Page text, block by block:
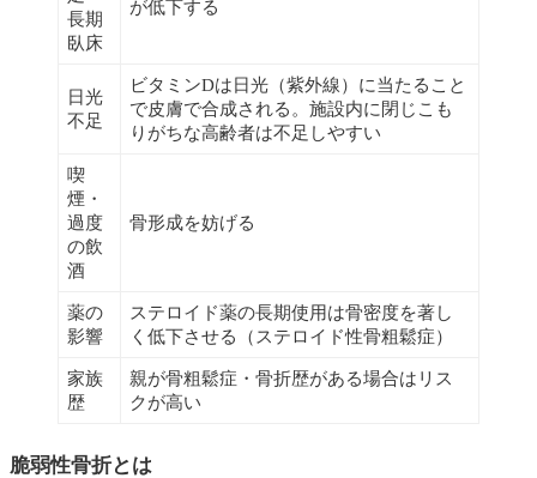
長期
臥床
が低下する
日光
不足
ビタミンDは日光（紫外線）に当たること
で皮膚で合成される。施設内に閉じこも
りがちな高齢者は不足しやすい
喫
煙・
過度
の飲
酒
骨形成を妨げる
薬の
影響
ステロイド薬の長期使用は骨密度を著し
く低下させる（ステロイド性骨粗鬆症）
家族
歴
親が骨粗鬆症・骨折歴がある場合はリス
クが高い
脆弱性骨折とは